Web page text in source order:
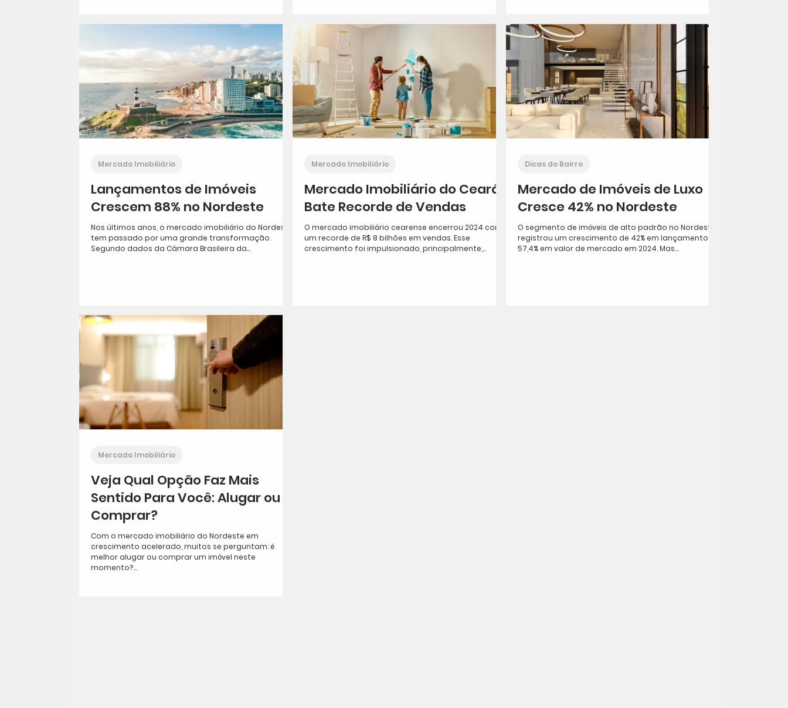
Lançamentos de Imóveis
Crescem 88% no Nordeste
Nos últimos anos, o mercado imobiliário do Nordeste
tem passado por uma grande transformação.
Segundo dados da Câmara Brasileira da...
Mercado Imobiliário
Mercado Imobiliário do Ceará
Bate Recorde de Vendas
O mercado imobiliário cearense encerrou 2024 com
um recorde de R$ 8 bilhões em vendas. Esse
crescimento foi impulsionado, principalmente,...
Mercado Imobiliário
Mercado de Imóveis de Luxo
Cresce 42% no Nordeste
O segmento de imóveis de alto padrão no Nordeste
registrou um crescimento de 42% em lançamentos e
57,4% em valor de mercado em 2024. Mas...
Dicas do Bairro
Veja Qual Opção Faz Mais
Sentido Para Você: Alugar ou
Comprar?
Com o mercado imobiliário do Nordeste em
crescimento acelerado, muitos se perguntam: é
melhor alugar ou comprar um imóvel neste
momento?...
Mercado Imobiliário